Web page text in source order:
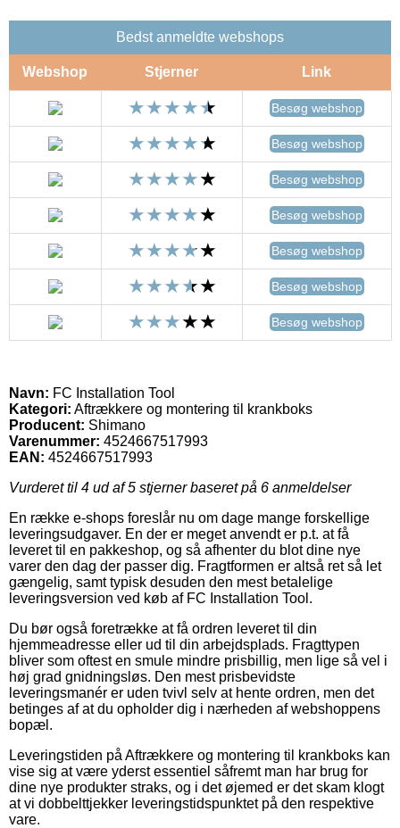
Bedst anmeldte webshops
Webshop Stjerner Link
Besøg webshop
Besøg webshop
Besøg webshop
Besøg webshop
Besøg webshop
Besøg webshop
Besøg webshop
Navn: FC Installation Tool
Kategori: Aftrækkere og montering til krankboks
Producent: Shimano
Varenummer: 4524667517993
EAN: 4524667517993
Vurderet til 4 ud af 5 stjerner baseret på 6 anmeldelser
En række e-shops foreslår nu om dage mange forskellige
leveringsudgaver. En der er meget anvendt er p.t. at få
leveret til en pakkeshop, og så afhenter du blot dine nye
varer den dag der passer dig. Fragtformen er altså ret så let
gængelig, samt typisk desuden den mest betalelige
leveringsversion ved køb af FC Installation Tool.
Du bør også foretrække at få ordren leveret til din
hjemmeadresse eller ud til din arbejdsplads. Fragttypen
bliver som oftest en smule mindre prisbillig, men lige så vel i
høj grad gnidningsløs. Den mest prisbevidste
leveringsmanér er uden tvivl selv at hente ordren, men det
betinges af at du opholder dig i nærheden af webshoppens
bopæl.
Leveringstiden på Aftrækkere og montering til krankboks kan
vise sig at være yderst essentiel såfremt man har brug for
dine nye produkter straks, og i det øjemed er det skam klogt
at vi dobbelttjekker leveringstidspunktet på den respektive
vare.